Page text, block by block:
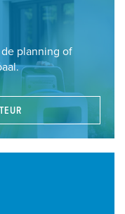
planning of